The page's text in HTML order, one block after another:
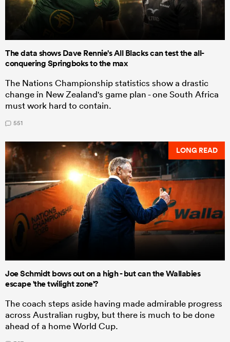
The data shows Dave Rennie's All Blacks can test the all-
conquering Springboks to the max
The Nations Championship statistics show a drastic
change in New Zealand's game plan - one South Africa
must work hard to contain.
551
LONG READ
Joe Schmidt bows out on a high - but can the Wallabies
escape 'the twilight zone'?
The coach steps aside having made admirable progress
across Australian rugby, but there is much to be done
ahead of a home World Cup.